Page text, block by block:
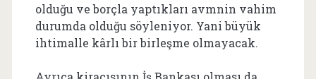
olduğu ve borçla yaptıkları avmnin vahim
durumda olduğu söyleniyor. Yani büyük
ihtimalle kârlı bir birleşme olmayacak.